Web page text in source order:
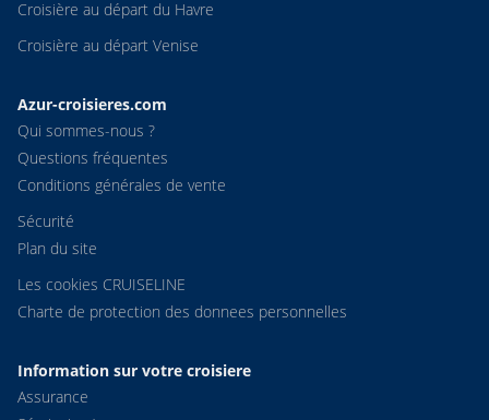
Croisière au départ du Havre
Croisière au départ Venise
Azur-croisieres.com
Qui sommes-nous ?
Questions fréquentes
Conditions générales de vente
Sécurité
Plan du site
Les cookies CRUISELINE
Charte de protection des donnees personnelles
Information sur votre croisiere
Assurance